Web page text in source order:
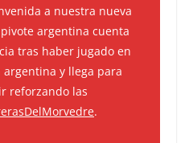
a nuestra nueva
argentina cuenta
tras haber jugado en
argentina y llega para
reforzando las
.